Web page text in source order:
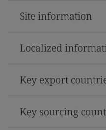
Site information
Localized
Key export
Key sourcing